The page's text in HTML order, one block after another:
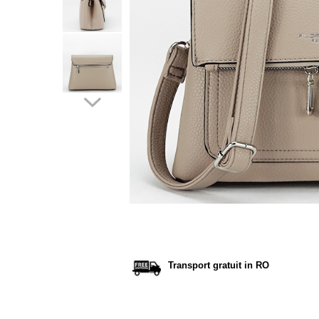
Incaltamine primavara-vara piele
Blugi si pantaloni
Pulovere si cardigane
Incaltaminte toamna-iarna piele
Transport gratuit in RO